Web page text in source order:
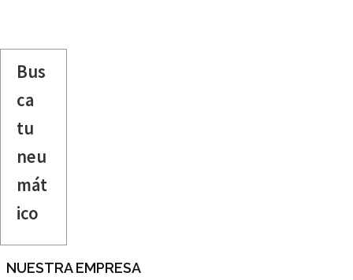
Bus
ca
tu
neu
mát
ico
NUESTRA EMPRESA